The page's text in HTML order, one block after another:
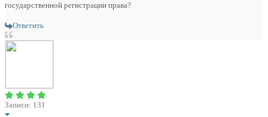
государственной регистрации права?
Ответить
Записи: 131